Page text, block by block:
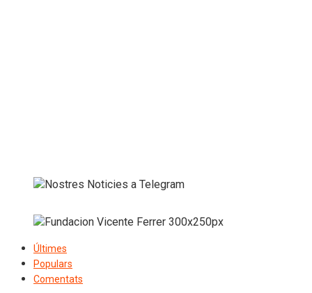
Últimes
Populars
Comentats